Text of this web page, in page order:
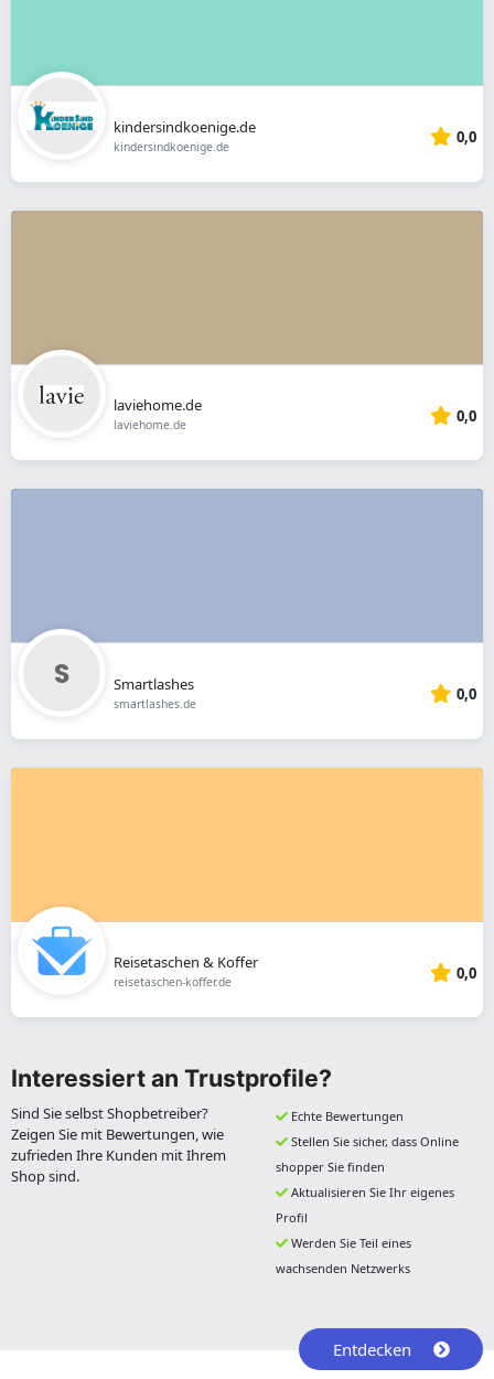
kindersindkoenige.de
kindersindkoenige.de 0,0
laviehome.de
laviehome.de 0,0
Smartlashes
smartlashes.de 0,0
Reisetaschen & Koffer
reisetaschen-koffer.de 0,0
Interessiert an Trustprofile?
Sind Sie selbst Shopbetreiber?
Zeigen Sie mit Bewertungen, wie
zufrieden Ihre Kunden mit Ihrem
Shop sind.
Echte Bewertungen
Stellen Sie sicher, dass Online
shopper Sie finden
Aktualisieren Sie Ihr eigenes
Profil
Werden Sie Teil eines
wachsenden Netzwerks
Entdecken